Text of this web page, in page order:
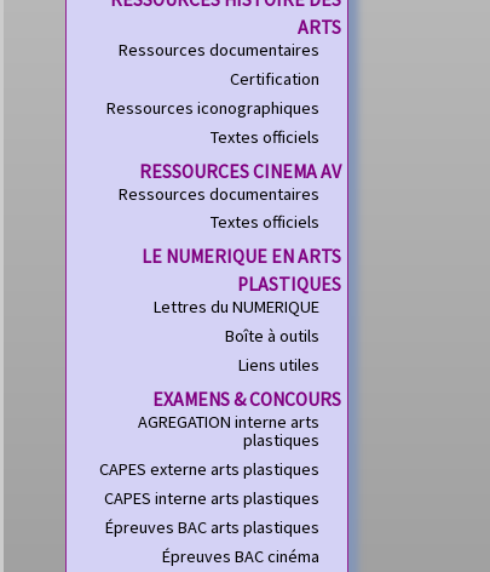
ARTS
Ressources documentaires
Certification
Ressources iconographiques
Textes officiels
RESSOURCES CINEMA AV
Ressources documentaires
Textes officiels
LE NUMERIQUE EN ARTS
PLASTIQUES
Lettres du NUMERIQUE
Boîte à outils
Liens utiles
EXAMENS & CONCOURS
AGREGATION interne arts
plastiques
CAPES externe arts plastiques
CAPES interne arts plastiques
Épreuves BAC arts plastiques
Épreuves BAC cinéma